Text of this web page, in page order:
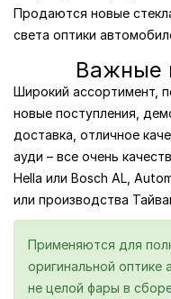
Продаются новые
света оптики
Важные
Широкий ассортимент,
новые поступления,
доставка, отличное
ауди – все очень
Hella или Bosch AL,
или производства
Применяются для
оригинальной оптике
не целой фары в